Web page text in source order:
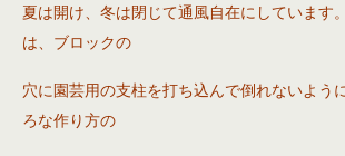
夏は開け、冬は閉じて通風自在にしています
は、ブロックの
穴に園芸用の支柱を打ち込んで倒れないよう
ろな作り方の